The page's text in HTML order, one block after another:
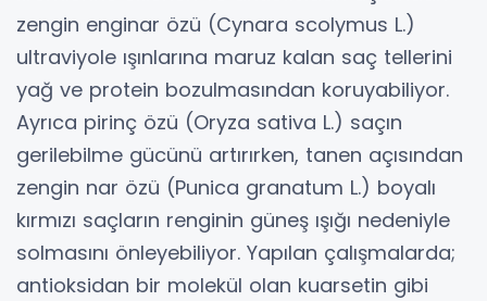
zengin enginar özü (Cynara scolymus L.)
ultraviyole ışınlarına maruz kalan saç tellerini
yağ ve protein bozulmasından koruyabiliyor.
Ayrıca pirinç özü (Oryza sativa L.) saçın
gerilebilme gücünü artırırken, tanen açısından
zengin nar özü (Punica granatum L.) boyalı
kırmızı saçların renginin güneş ışığı nedeniyle
solmasını önleyebiliyor. Yapılan çalışmalarda;
antioksidan bir molekül olan kuarsetin gibi